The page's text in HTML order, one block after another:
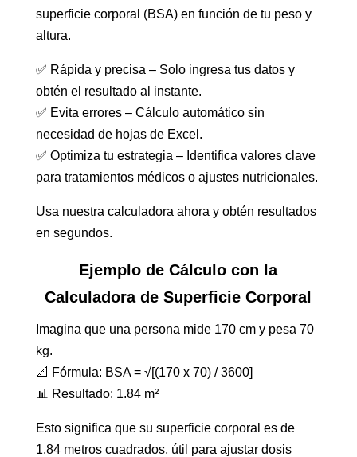
superficie corporal (BSA) en función de tu peso y
altura.
✅ Rápida y precisa – Solo ingresa tus datos y
obtén el resultado al instante.
✅ Evita errores – Cálculo automático sin
necesidad de hojas de Excel.
✅ Optimiza tu estrategia – Identifica valores clave
para tratamientos médicos o ajustes nutricionales.
Usa nuestra calculadora ahora y obtén resultados
en segundos.
Ejemplo de Cálculo con la
Calculadora de Superficie Corporal
Imagina que una persona mide 170 cm y pesa 70
kg.
📐 Fórmula: BSA = √[(170 x 70) / 3600]
📊 Resultado: 1.84 m²
Esto significa que su superficie corporal es de
1.84 metros cuadrados, útil para ajustar dosis